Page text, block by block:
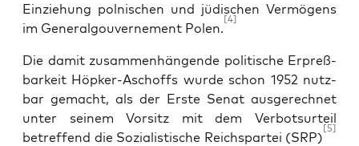
Ein­zie­hung pol­ni­schen und jüdi­schen Ver­mö­gens
im Gene­ral­gou­ver­ne­ment Polen.
[4]
Die damit zusam­men­hän­gen­de poli­ti­sche Erpreß­
bar­keit Höp­ker-Asch­offs wur­de schon 1952 nutz­
bar gemacht, als der Ers­te Senat aus­ge­rech­net
unter sei­nem Vor­sitz mit dem Ver­bots­ur­teil
betref­fend die Sozia­lis­ti­sche Reichs­par­tei (SRP)
[5]